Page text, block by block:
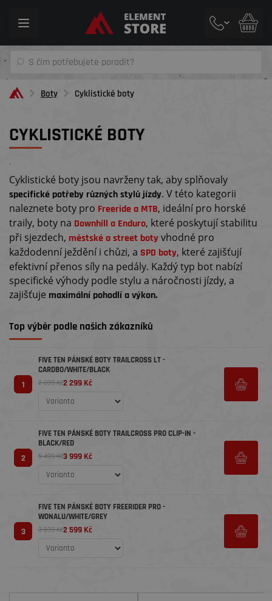
Toggle
Boty Cyklistické boty
CYKLISTICKÉ BOTY
´
Cyklistické boty jsou navrženy tak, aby splňovaly
specifické potřeby různých stylů jízdy. V této kategorii
naleznete boty pro Freeride a MTB, ideální pro horské
traily, boty na Downhill a Enduro, které poskytují stabilitu
při sjezdech, městské a street botyvhodné pro
každodenní ježdění i chůzi, a SPD boty, které zajišťují
efektivní přenos síly na pedály. Každý typ bot nabízí
specifické výhody podle stylu a náročnosti jízdy, a
zajišťuje maximální pohodlí a výkon.
Top výběr podle našich zákazníků
1
FIVE TEN PÁNSKÉ BOTY TRAILCROSS LT -
CARDBO/WHITE/BLACK
2 899 Kč2 299 Kč
2
FIVE TEN PÁNSKÉ BOTY TRAILCROSS PRO CLIP-IN -
BLACK/RED
5 499 Kč3 999 Kč
3
FIVE TEN PÁNSKÉ BOTY FREERIDER PRO -
WONALU/WHITE/GREY
3 599 Kč2 599 Kč